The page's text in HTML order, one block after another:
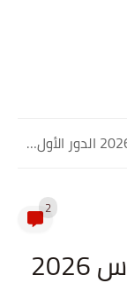
نتائج السادس الإعدادي 2026 الدور الأول PDF كربلاء المقدسة| موقع...
2
تعيينات جديدة في مدارس 2026